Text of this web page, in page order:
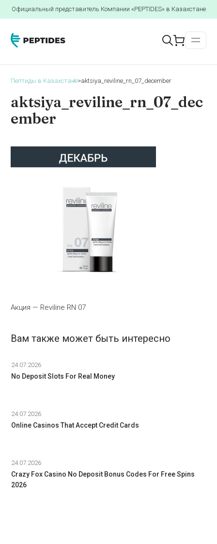
Официальный представитель Компании «PEPTIDES» в Казахстане
Пептиды в Казахстане>aktsiya_reviline_rn_07_december
aktsiya_reviline_rn_07_dec
ember
Акция — Reviline RN 07
Вам также может быть интересно
24.07.2026
No Deposit Slots For Real Money
24.07.2026
Online Casinos That Accept Credit Cards
24.07.2026
Crazy Fox Casino No Deposit Bonus Codes For Free Spins
2026